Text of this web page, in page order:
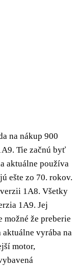
na nákup 900
Tie začnú byť
aktuálne používa
ešte zo 70. rokov.
1A8. Všetky
1A9. Jej
že preberie
vyrába na
motor,